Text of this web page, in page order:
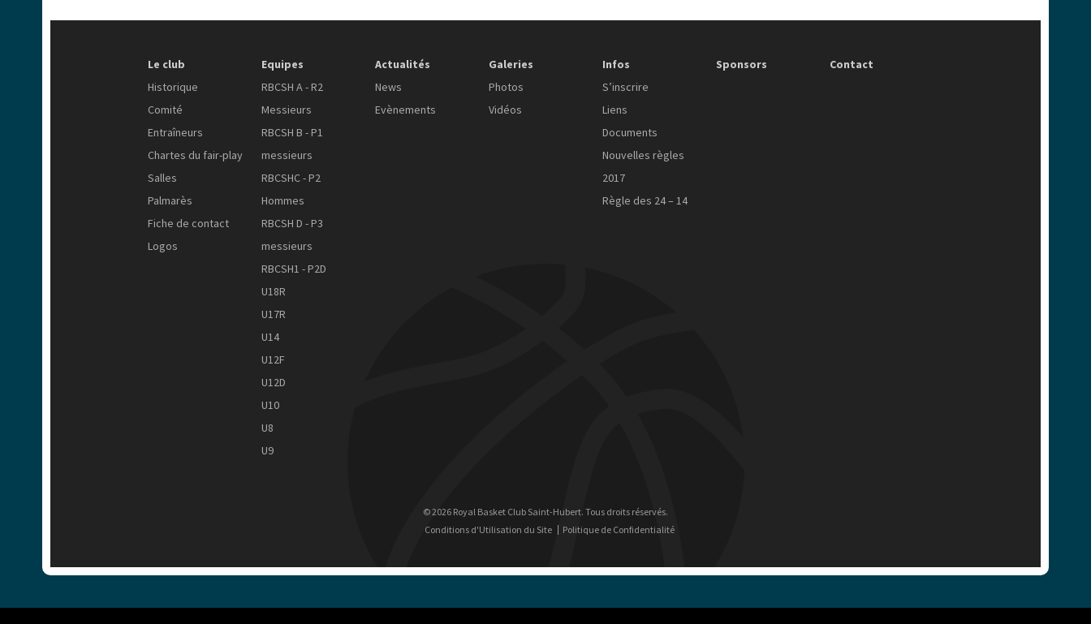
Le club
Historique
Comité
Entraîneurs
Chartes du fair-play
Salles
Palmarès
Fiche de contact
Logos
Equipes
RBCSH A - R2
Messieurs
RBCSH B - P1
messieurs
RBCSHC - P2
Hommes
RBCSH D - P3
messieurs
RBCSH1 - P2D
U18R
U17R
U14
U12F
U12D
U10
U8
U9
Actualités
News
Evènements
Galeries
Photos
Vidéos
Infos
S’inscrire
Liens
Documents
Nouvelles règles
2017
Règle des 24 – 14
Sponsors Contact
© 2026 Royal Basket Club Saint-Hubert. Tous droits réservés.
Conditions d'Utilisation du Site
Politique de Confidentialité